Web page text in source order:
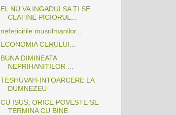
EL NU VA INGADUI SA TI SE
CLATINE PICIORUL...
nefericirile musulmanilor...
ECONOMIA CERULUI...
BUNA DIMINEATA
NEPRIHANITILOR ...
TESHUVAH-INTOARCERE LA
DUMNEZEU
CU ISUS, ORICE POVESTE SE
TERMINA CU BINE